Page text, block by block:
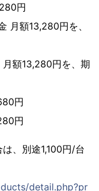
円
額13,280円を、
額13,280円を、期
円
円
、別途1,100円/台
detail.php?pr